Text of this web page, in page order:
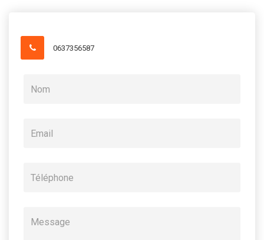
0637356587